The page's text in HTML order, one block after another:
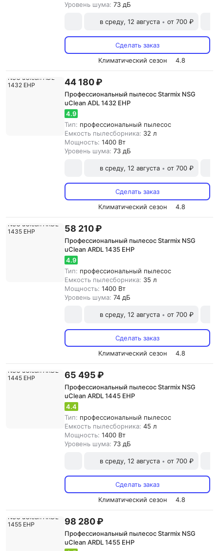
Уровень шума: 73 дБ
в среду, 12 августа • от 700 ₽
Сделать заказ
Климатический сезон
4.8
44 180 ₽
Профессиональный пылесос Starmix NSG
uClean ADL 1432 EHP
4.9
Тип: профессиональный пылесос
Емкость пылесборника: 32 л
Мощность: 1400 Вт
Уровень шума: 73 дБ
в среду, 12 августа • от 700 ₽
Сделать заказ
Климатический сезон
4.8
58 210 ₽
Профессиональный пылесос Starmix NSG
uClean ARDL 1435 EHP
4.9
Тип: профессиональный пылесос
Емкость пылесборника: 35 л
Мощность: 1400 Вт
Уровень шума: 74 дБ
в среду, 12 августа • от 700 ₽
Сделать заказ
Климатический сезон
4.8
65 495 ₽
Профессиональный пылесос Starmix NSG
uClean ARDL 1445 EHP
4.4
Тип: профессиональный пылесос
Емкость пылесборника: 45 л
Мощность: 1400 Вт
Уровень шума: 73 дБ
в среду, 12 августа • от 700 ₽
Сделать заказ
Климатический сезон
4.8
98 280 ₽
Профессиональный пылесос Starmix NSG
uClean ARDL 1455 EHP